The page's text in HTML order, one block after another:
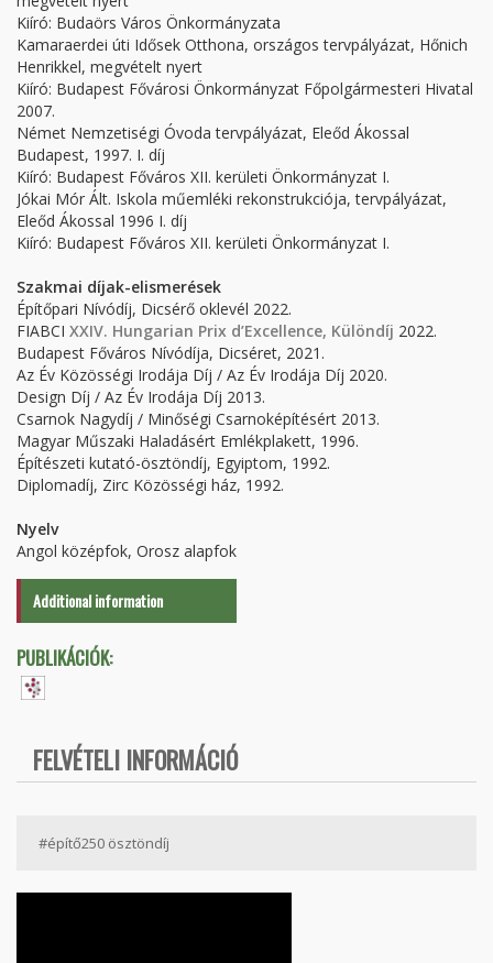
Kiíró: Budaörs Város Önkormányzata
Kamaraerdei úti Idősek Otthona, országos tervpályázat, Hőnich
Henrikkel, megvételt nyert
Kiíró: Budapest Fővárosi Önkormányzat Főpolgármesteri Hivatal
2007.
Német Nemzetiségi Óvoda tervpályázat, Eleőd Ákossal
Budapest, 1997. I. díj
Kiíró: Budapest Főváros XII. kerületi Önkormányzat I.
Jókai Mór Ált. Iskola műemléki rekonstrukciója, tervpályázat,
Eleőd Ákossal 1996 I. díj
Kiíró: Budapest Főváros XII. kerületi Önkormányzat I.
Szakmai díjak-elismerések
Építőpari Nívódíj, Dicsérő oklevél 2022.
FIABCI XXIV. Hungarian Prix d’Excellence, Különdíj 2022.
Budapest Főváros Nívódíja, Dicséret, 2021.
Az Év Közösségi Irodája Díj / Az Év Irodája Díj 2020.
Design Díj / Az Év Irodája Díj 2013.
Csarnok Nagydíj / Minőségi Csarnoképítésért 2013.
Magyar Műszaki Haladásért Emlékplakett, 1996.
Építészeti kutató-ösztöndíj, Egyiptom, 1992.
Diplomadíj, Zirc Közösségi ház, 1992.
Nyelv
Angol középfok, Orosz alapfok
Additional information
PUBLIKÁCIÓK:
FELVÉTELI INFORMÁCIÓ
#építő250 ösztöndíj